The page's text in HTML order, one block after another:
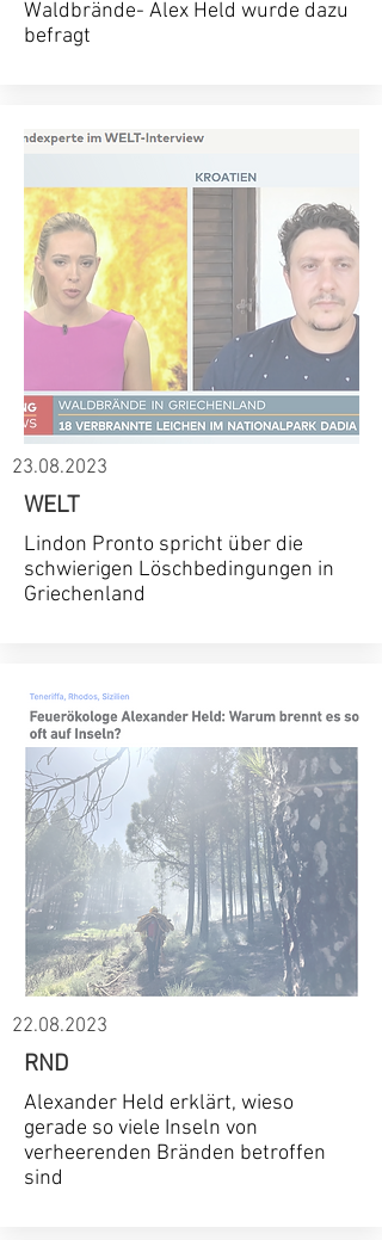
Waldbrände- Alex Held wurde dazu
befragt
23.08.2023
WELT
Lindon Pronto spricht über die
schwierigen Löschbedingungen in
Griechenland
22.08.2023
RND
Alexander Held erklärt, wieso
gerade so viele Inseln von
verheerenden Bränden betroffen
sind